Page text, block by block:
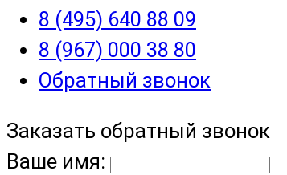
8 (495) 640 88 09
8 (967) 000 38 80
Обратный звонок
Заказать обратный звонок
Ваше имя: